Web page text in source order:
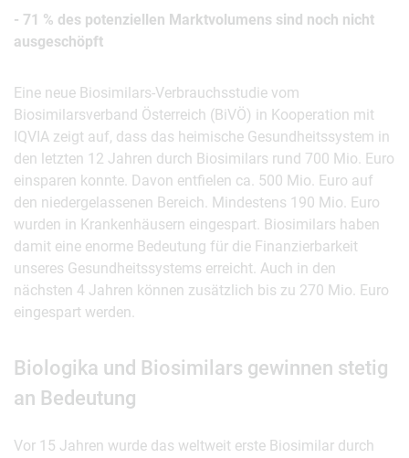
- 71 % des potenziellen Marktvolumens sind noch nicht
ausgeschöpft
Eine neue Biosimilars-Verbrauchsstudie vom
Biosimilarsverband Österreich (BiVÖ) in Kooperation mit
IQVIA zeigt auf, dass das heimische Gesundheitssystem in
den letzten 12 Jahren durch Biosimilars rund 700 Mio. Euro
einsparen konnte. Davon entfielen ca. 500 Mio. Euro auf
den niedergelassenen Bereich. Mindestens 190 Mio. Euro
wurden in Krankenhäusern eingespart. Biosimilars haben
damit eine enorme Bedeutung für die Finanzierbarkeit
unseres Gesundheitssystems erreicht. Auch in den
nächsten 4 Jahren können zusätzlich bis zu 270 Mio. Euro
eingespart werden.
Biologika und Biosimilars gewinnen stetig
an Bedeutung
Vor 15 Jahren wurde das weltweit erste Biosimilar durch